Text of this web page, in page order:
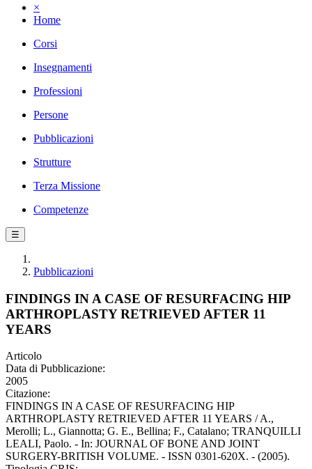
×
Home
Corsi
Insegnamenti
Professioni
Persone
Pubblicazioni
Strutture
Terza Missione
Competenze
☰
Pubblicazioni
FINDINGS IN A CASE OF RESURFACING HIP
ARTHROPLASTY RETRIEVED AFTER 11
YEARS
Articolo
Data di Pubblicazione:
2005
Citazione:
FINDINGS IN A CASE OF RESURFACING HIP
ARTHROPLASTY RETRIEVED AFTER 11 YEARS / A.,
Merolli; L., Giannotta; G. E., Bellina; F., Catalano; TRANQUILLI
LEALI, Paolo. - In: JOURNAL OF BONE AND JOINT
SURGERY-BRITISH VOLUME. - ISSN 0301-620X. - (2005).